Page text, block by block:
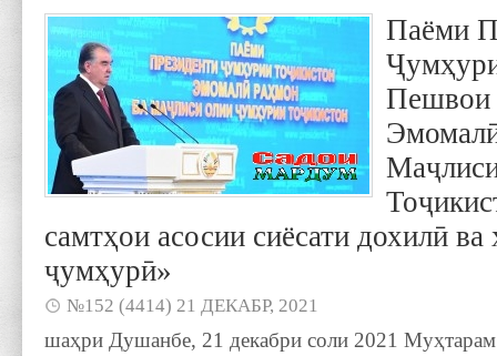
Паёми
Пешвои
самтҳои асосии сиёсати дохилӣ ва
ҷумҳурӣ»
№152 (4414) 21 ДЕКАБР, 2021
шаҳри Душанбе, 21 декабри соли 2021